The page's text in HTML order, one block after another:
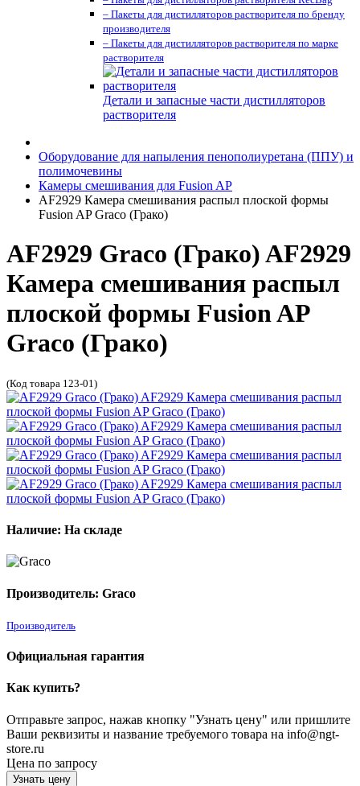
– Пакеты для дистилляторов растворителя по бренду
производителя
– Пакеты для дистилляторов растворителя по марке
растворителя
Детали и запасные части дистилляторов
растворителя
Оборудование для напыления пенополиуретана (ППУ) и
полимочевины
Камеры смешивания для Fusion AP
AF2929 Камера смешивания распыл плоской формы
Fusion AP Graco (Грако)
AF2929 Graco (Грако) AF2929
Камера смешивания распыл
плоской формы Fusion AP
Graco (Грако)
(Код товара 123-01)
Наличие: На складе
Производитель: Graco
Производитель
Официальная гарантия
Как купить?
Отправьте запрос, нажав кнопку "Узнать цену" или пришлите
Ваши реквизиты и название требуемого товара на info@ngt-
store.ru
Цена по запросу
Узнать цену